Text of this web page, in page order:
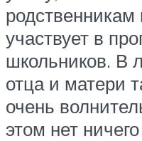
участвует в
школьников. В
отца и матери
очень
этом нет